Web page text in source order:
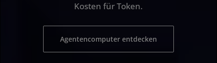
Kosten für Token.
Agentencomputer entdecken